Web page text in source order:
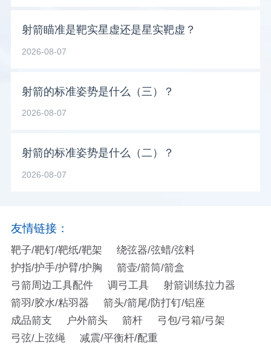
射箭瞄准是靶实星虚还是星实靶虚？
2026-08-07
射箭的标准姿势是什么（三）？
2026-08-07
射箭的标准姿势是什么（二）？
2026-08-07
友情链接：
靶子/靶钉/靶纸/靶架
绕弦器/弦蜡/弦料
护指/护手/护臂/护胸
箭壶/箭筒/箭盒
弓箭周边工具配件
调弓工具
射箭训练拉力器
箭羽/胶水/粘羽器
箭头/箭尾/防打钉/铝座
成品箭支
户外箭头 箭杆
弓包/弓箱/弓架
弓弦/上弦绳
减震/平衡杆/配重